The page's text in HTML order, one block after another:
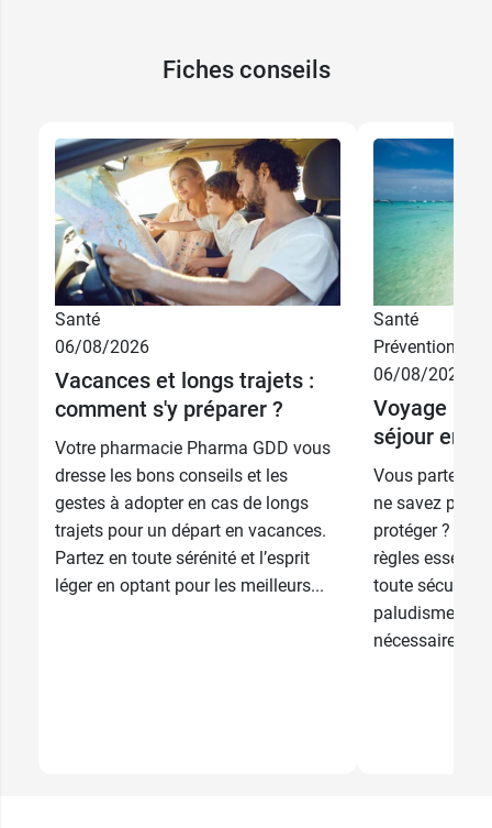
Fiches conseils
Santé
06/08/2026
Vacances et longs trajets :
comment s'y préparer ?
Votre pharmacie Pharma GDD vous
dresse les bons conseils et les
gestes à adopter en cas de longs
trajets pour un départ en vacances.
Partez en toute sérénité et l’esprit
léger en optant pour les meilleurs...
Santé
Prévention
06/08/2026
Voyage :
séjour en
Vous partez
ne savez pas
protéger ?
règles
toute sécurité.
paludisme à
nécessaire,...